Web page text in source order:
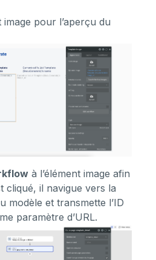
image pour l’aperçu du
à l’élément image afin
cliqué, il navigue vers la
modèle et transmette l’ID
paramètre d’URL.